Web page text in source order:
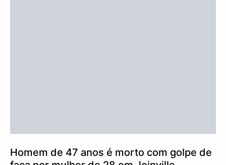
Homem de 47 anos é morto com golpe de